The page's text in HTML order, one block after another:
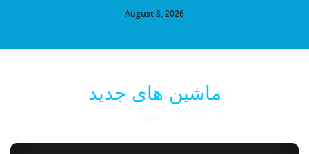
August 8, 2026
ماشین های جدید